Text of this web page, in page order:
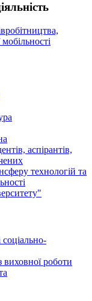
аспірантів,
технологій та
роботи